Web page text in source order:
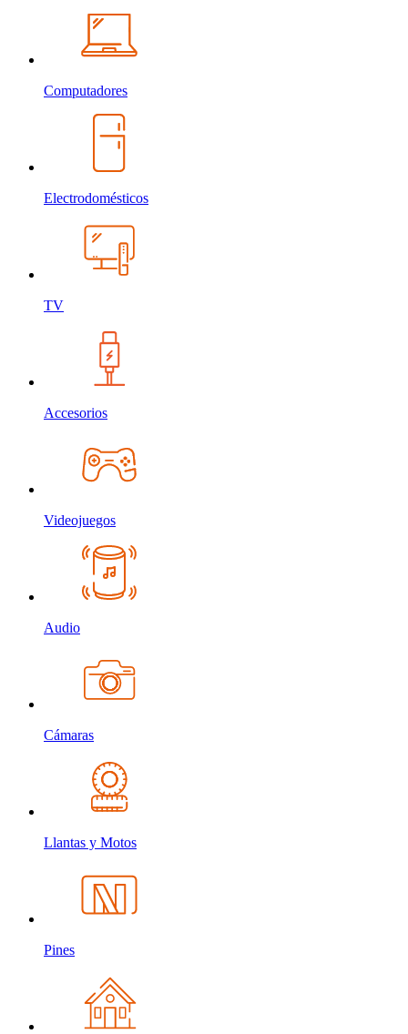
Computadores
Electrodomésticos
TV
Accesorios
Videojuegos
Audio
Cámaras
Llantas y Motos
Pines